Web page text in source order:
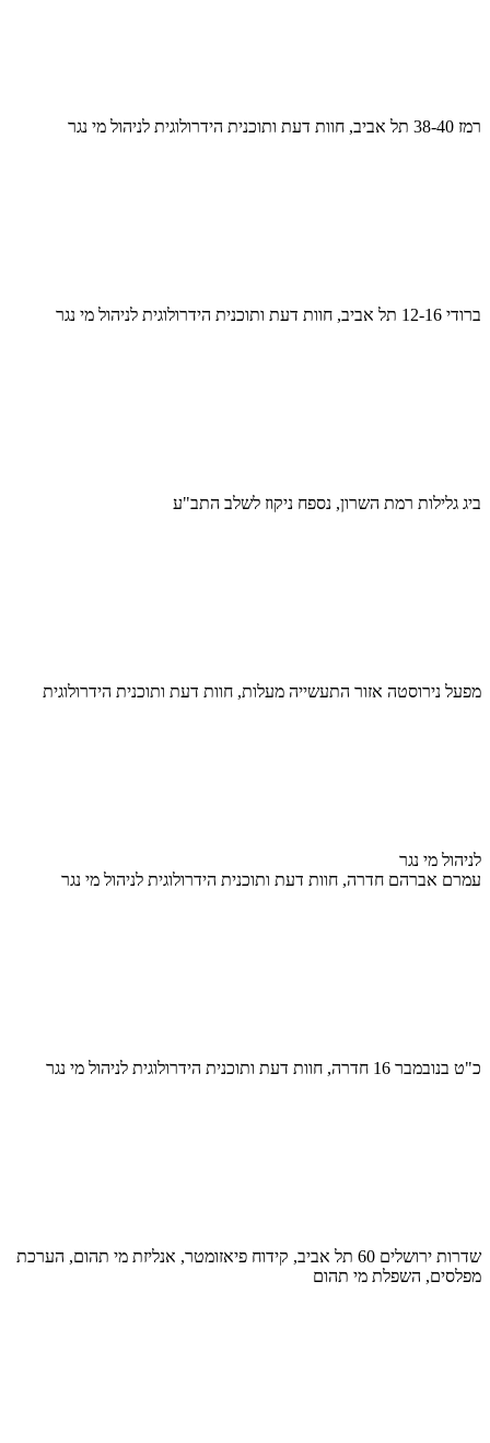
רמז 38-40 תל אביב, חוות דעת ותוכנית הידרולוגית לניהול מי נגר
ברודי 12-16 תל אביב, חוות דעת ותוכנית הידרולוגית לניהול מי נגר
ביג גלילות רמת השרון, נספח ניקוז לשלב התב"ע
מפעל נירוסטה אזור התעשייה מעלות, חוות דעת ותוכנית הידרולוגית
לניהול מי נגר
עמרם אברהם חדרה, חוות דעת ותוכנית הידרולוגית לניהול מי נגר
כ"ט בנובמבר 16 חדרה, חוות דעת ותוכנית הידרולוגית לניהול מי נגר
שדרות ירושלים 60 תל אביב, קידוח פיאזומטר, אנליזת מי תהום, הערכת
מפלסים, השפלת מי תהום